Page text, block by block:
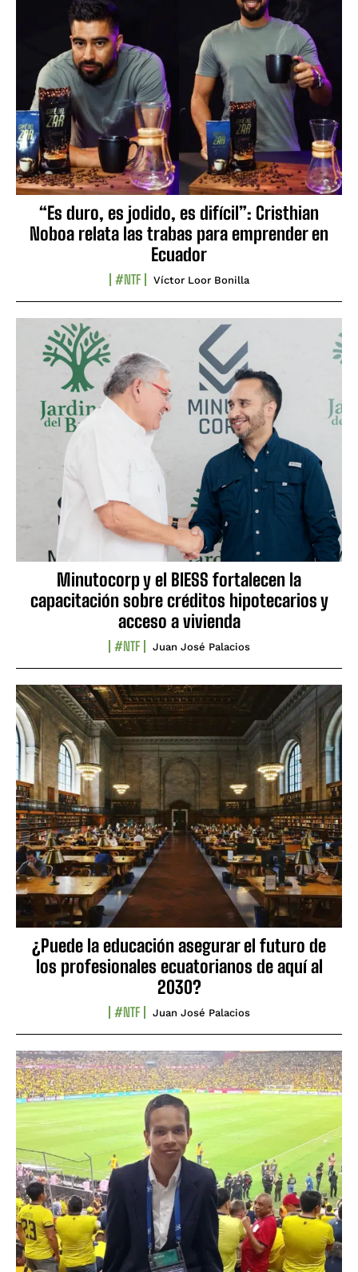
“Es duro, es jodido, es difícil”: Cristhian
Noboa relata las trabas para emprender en
Ecuador
#NTF Víctor Loor Bonilla
Minutocorp y el BIESS fortalecen la
capacitación sobre créditos hipotecarios y
acceso a vivienda
#NTF Juan José Palacios
¿Puede la educación asegurar el futuro de
los profesionales ecuatorianos de aquí al
2030?
#NTF Juan José Palacios